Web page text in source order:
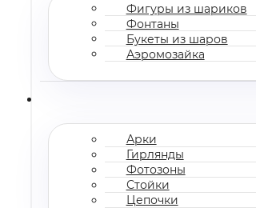
Фигуры из шариков
Фонтаны
Букеты из шаров
Аэромозайка
Арки
Гирлянды
Фотозоны
Стойки
Цепочки